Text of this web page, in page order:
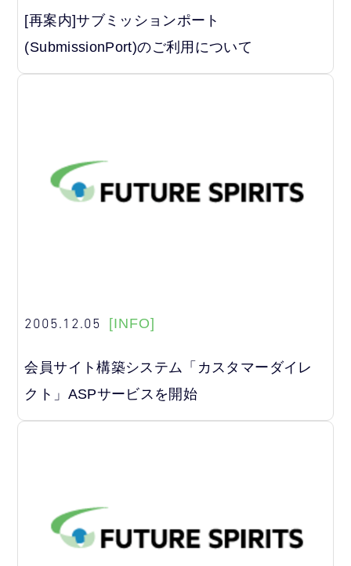
[再案内]サブミッションポート
(SubmissionPort)のご利用について
2005.12.05 [INFO]
会員サイト構築システム「カスタマーダイレ
クト」ASPサービスを開始